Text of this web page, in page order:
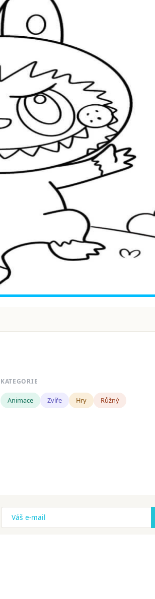
KATEGORIE
Animace Zvíře Hry Růžný